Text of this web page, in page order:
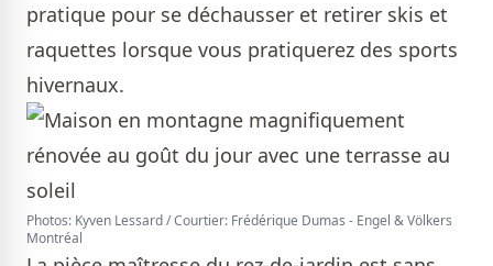
pratique pour se déchausser et retirer skis et
raquettes lorsque vous pratiquerez des sports
hivernaux.
Photos: Kyven Lessard / Courtier: Frédérique Dumas - Engel & Völkers
Montréal